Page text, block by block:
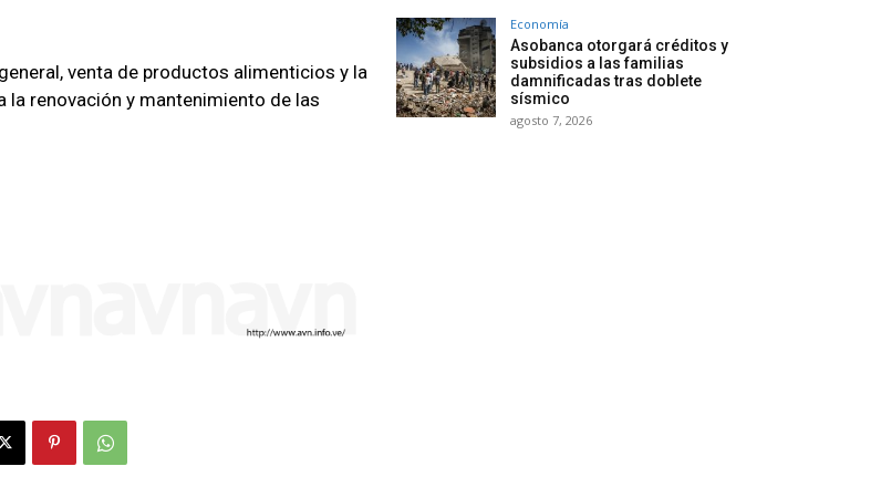
venta de productos alimenticios y la
renovación y mantenimiento de las
Economía
Asobanca otorgará créditos y
subsidios a las familias
damnificadas tras doblete
sísmico
agosto 7, 2026